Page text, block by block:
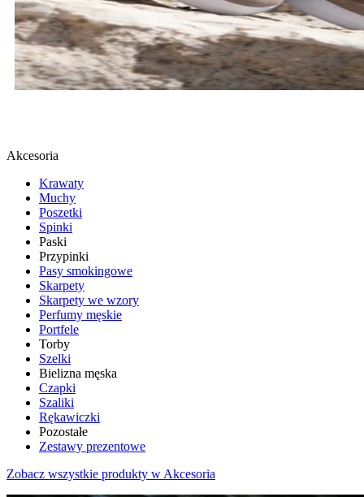
Akcesoria
Krawaty
Muchy
Poszetki
Spinki
Paski
Przypinki
Pasy smokingowe
Skarpety
Skarpety we wzory
Perfumy męskie
Portfele
Torby
Szelki
Bielizna męska
Czapki
Szaliki
Rękawiczki
Pozostałe
Zestawy prezentowe
Zobacz wszystkie produkty w Akcesoria